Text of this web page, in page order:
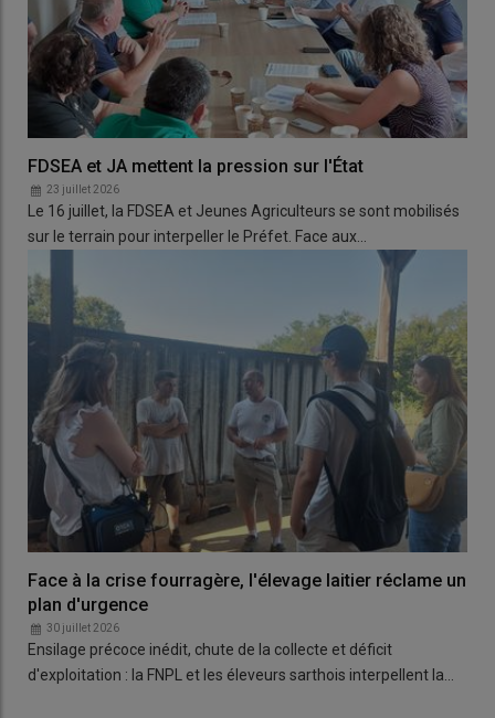
FDSEA et JA mettent la pression sur l'État
23 juillet 2026
Le 16 juillet, la FDSEA et Jeunes Agriculteurs se sont mobilisés
sur le terrain pour interpeller le Préfet. Face aux…
Face à la crise fourragère, l'élevage laitier réclame un
plan d'urgence
30 juillet 2026
Ensilage précoce inédit, chute de la collecte et déficit
d'exploitation : la FNPL et les éleveurs sarthois interpellent la…